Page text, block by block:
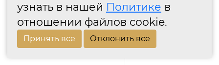
узнать в нашей Политике в
отношении файлов cookie.
Принять все Отклонить все